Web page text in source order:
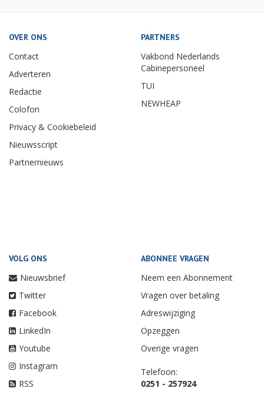
OVER ONS
Contact
Adverteren
Redactie
Colofon
Privacy & Cookiebeleid
Nieuwsscript
Partnernieuws
PARTNERS
Vakbond Nederlands
Cabinepersoneel
TUI
NEWHEAP
VOLG ONS
Nieuwsbrief
Twitter
Facebook
LinkedIn
Youtube
Instagram
RSS
ABONNEE VRAGEN
Neem een Abonnement
Vragen over betaling
Adreswijziging
Opzeggen
Overige vragen
Telefoon:
0251 - 257924